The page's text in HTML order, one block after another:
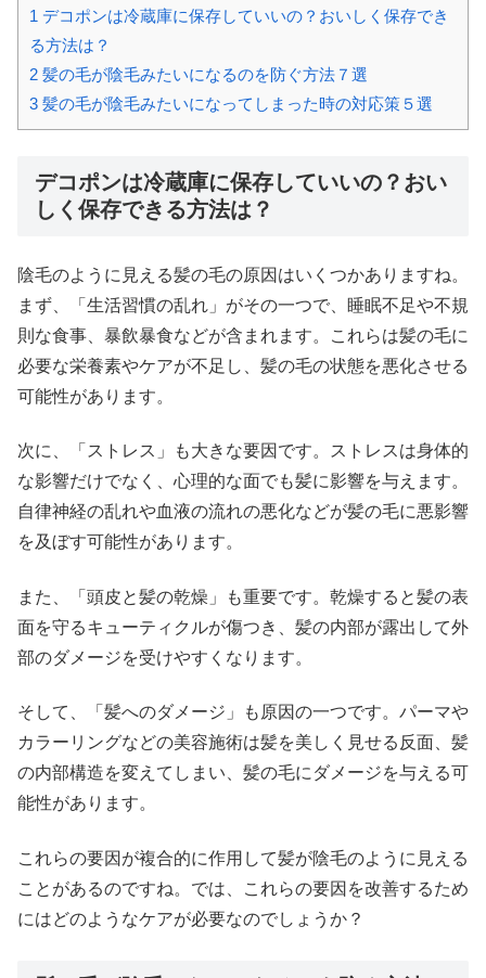
1 デコポンは冷蔵庫に保存していいの？おいしく保存でき
る方法は？
2 髪の毛が陰毛みたいになるのを防ぐ方法７選
3 髪の毛が陰毛みたいになってしまった時の対応策５選
デコポンは冷蔵庫に保存していいの？おい
しく保存できる方法は？
陰毛のように見える髪の毛の原因はいくつかありますね。
まず、「生活習慣の乱れ」がその一つで、睡眠不足や不規
則な食事、暴飲暴食などが含まれます。これらは髪の毛に
必要な栄養素やケアが不足し、髪の毛の状態を悪化させる
可能性があります。
次に、「ストレス」も大きな要因です。ストレスは身体的
な影響だけでなく、心理的な面でも髪に影響を与えます。
自律神経の乱れや血液の流れの悪化などが髪の毛に悪影響
を及ぼす可能性があります。
また、「頭皮と髪の乾燥」も重要です。乾燥すると髪の表
面を守るキューティクルが傷つき、髪の内部が露出して外
部のダメージを受けやすくなります。
そして、「髪へのダメージ」も原因の一つです。パーマや
カラーリングなどの美容施術は髪を美しく見せる反面、髪
の内部構造を変えてしまい、髪の毛にダメージを与える可
能性があります。
これらの要因が複合的に作用して髪が陰毛のように見える
ことがあるのですね。では、これらの要因を改善するため
にはどのようなケアが必要なのでしょうか？